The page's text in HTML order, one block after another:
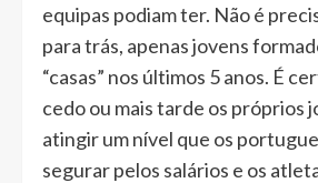
equipas podiam ter. Não é
para trás, apenas jovens
“casas” nos últimos 5 anos. É
cedo ou mais tarde os próprios
atingir um nível que os
segurar pelos salários e os